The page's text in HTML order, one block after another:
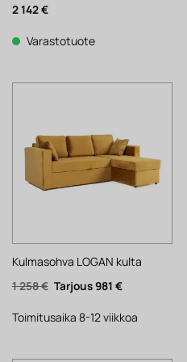
2 142€
Varastotuote
Kulmasohva LOGAN kulta
1 258€ Alkuperäinen
hinta
1
258 €.
981 €Nykyinen
981 €.
Toimitusaika 8-12 viikkoa